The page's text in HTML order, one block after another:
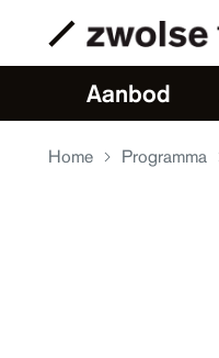
Aanbod
Home Programma